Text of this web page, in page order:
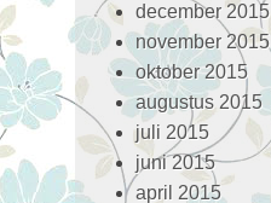
december 2015
november 2015
oktober 2015
augustus 2015
juli 2015
juni 2015
april 2015